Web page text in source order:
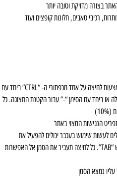
רכיבי טאבים, חלונות קופצים ועוד
● ניתן להגדיל או להקטין את תצוגת האתר באמצעות לחיצה על אחד מכפתורי ה- “CTRL” ביחד עם
או ביחד עם הסימן “-” עבור הקטנת התצוגה. כל
הנגישות המצוי באתר
לעשות שימוש בעכבר יכולים להפעיל את
התכונות המצויות באתר על ידי לחיצה על המקש “TAB”. כל לחיצה תעביר את הסמן אל האפשרות